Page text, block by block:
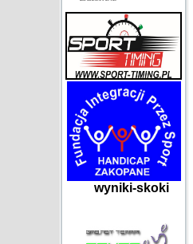
wyniki-skoki